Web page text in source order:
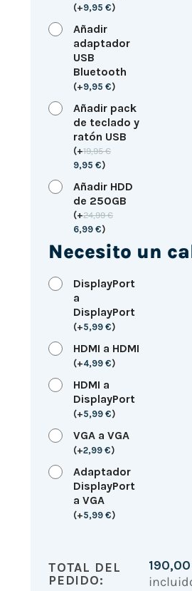
(+9,95 €)
Añadir
adaptador
USB
Bluetooth
(+9,95 €)
Añadir pack
de teclado y
ratón USB
(+19,95€
9,95 €)
Añadir HDD
de 250GB
(+24,99€
6,99 €)
Necesito un
DisplayPort
a
DisplayPort
(+5,99 €)
HDMI a HDMI
(+4,99 €)
HDMI a
DisplayPort
(+5,99 €)
VGA a VGA
(+2,99 €)
Adaptador
DisplayPort
a VGA
(+5,99 €)
TOTAL DEL
PEDIDO:
190,00